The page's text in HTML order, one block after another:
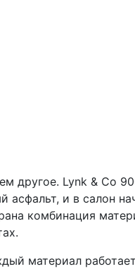
Lynk & Co
и в салон
комбинация
материал